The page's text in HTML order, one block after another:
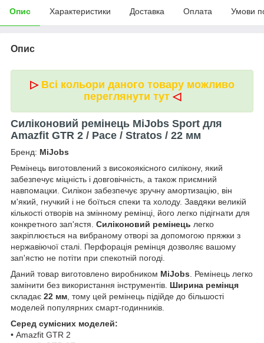
Опис Характеристики Доставка Оплата Умови
Опис
▷ Всі кольори даного товару можливо
переглянути тут◁
Силіконовий ремінець MiJobs Sport для
Amazfit GTR 2 / Pace / Stratos / 22 мм
Бренд: MiJobs
Ремінець виготовлений з високоякісного силікону, який
забезпечує міцність і довговічність, а також приємний
навпомацки. Силікон забезпечує зручну амортизацію, він
м'який, гнучкий і не боїться спеки та холоду. Завдяки великій
кількості отворів на змінному ремінці, його легко підігнати для
конкретного зап'ястя. Силіконовий ремінець легко
закріплюється на вибраному отворі за допомогою пряжки з
нержавіючої сталі. Перфорація ремінця дозволяє вашому
зап'ястю не потіти при спекотній погоді.
Даний товар виготовлено виробником MiJobs . Ремінець легко
замінити без використання інструментів. Ширина ремінця
складає 22 мм , тому цей ремінець підійде до більшості
моделей популярних смарт-годинників.
Серед сумісних моделей:
• Amazfit GTR 2